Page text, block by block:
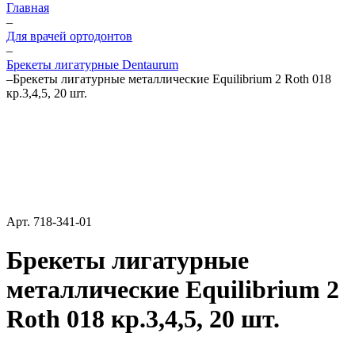
Главная
–
Для врачей ортодонтов
–
Брекеты лигатурные Dentaurum
–Брекеты лигатурные металлические Equilibrium 2 Roth 018
кр.3,4,5, 20 шт.
Арт. 718-341-01
Брекеты лигатурные
металлические Equilibrium 2
Roth 018 кр.3,4,5, 20 шт.